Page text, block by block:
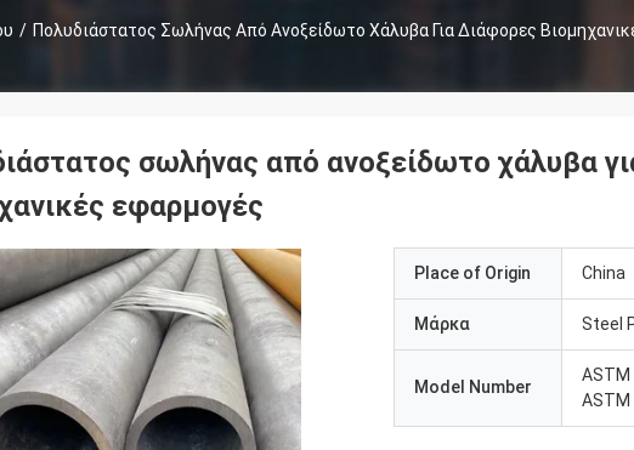
/ Πολυδιάστατος Σωλήνας Από Ανοξείδωτο Χάλυβα Για Διάφορες
σωλήνας από ανοξείδωτο χάλυβα
εφαρμογές
Place of Origin China
Μάρκα Steel
Model Number
ASTM
ASTM